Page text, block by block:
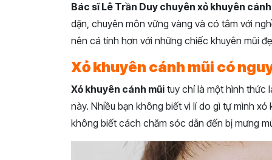
Bác sĩ Lê Trần Duy chuyên xỏ khuyên
dặn, chuyên môn vững vàng và có tâm với
nên cá tính hơn với những chiếc khuyên mũi
Xỏ khuyên cánh mũi có
Xỏ khuyên cánh mũi tuy chỉ là một hình thức
này. Nhiều bạn không biết vì lí do gì tự mình
không biết cách chăm sóc dẫn đến bị mưng